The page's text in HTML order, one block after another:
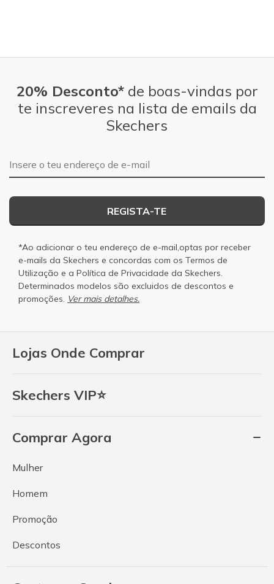
Lojas Onde Comprar
Skechers VIP⭐
Comprar Agora
Mulher
Homem
Promoção
Descontos
20% Desconto*de boas-vindas por
te inscreveres na lista de emails da
Skechers
Endereço de e-mail
REGISTA-TE
*Ao adicionar o teu endereço de e-mail,optas por receber
e-mails da Skechers e concordas com os Termos de
Utilização e a Política de Privacidade da Skechers.
Determinados modelos são excluidos de descontos e
promoções. Ver mais detalhes.